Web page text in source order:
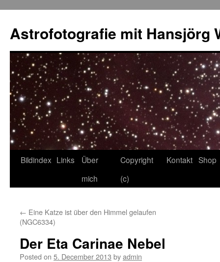
content
Astrofotografie mit Hansjörg
Bildindex Links
Über
mich
Copyright
(c)
Kontakt Shop
← Eine Katze ist über den Himmel gelaufen
(NGC6334)
Der Eta Carinae Nebel
Posted on 5. December 2013 byadmin